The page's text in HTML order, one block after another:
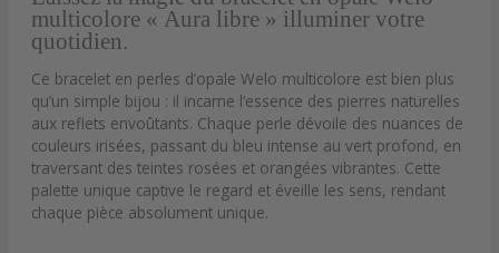
multicolore « Aura libre » illuminer votre
quotidien.
Ce bracelet en perles d’opale Welo multicolore est bien plus
qu’un simple bijou : il incarne l’essence des pierres naturelles
aux reflets envoûtants. Chaque perle dévoile des nuances de
couleurs irisées, passant du bleu intense au vert profond, en
traversant des teintes rosées et orangées vibrantes. Cette
palette unique captive le regard et éveille les sens, rendant
chaque pièce absolument unique.